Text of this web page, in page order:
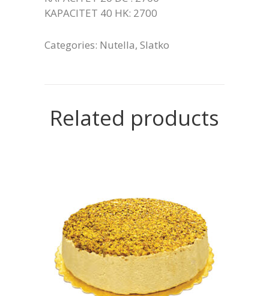
KAPACITET 40 HK: 2700
Categories: Nutella, Slatko
Related products
READ MORE